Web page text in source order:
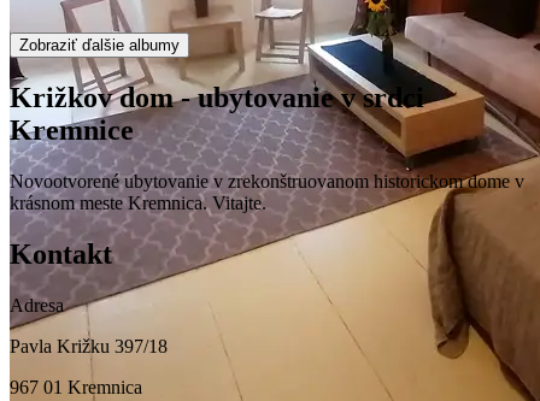
Zobraziť ďalšie albumy
Križkov dom - ubytovanie v srdci
Kremnice
Novootvorené ubytovanie v zrekonštruovanom historickom dome v
krásnom meste Kremnica. Vitajte.
Kontakt
Adresa
Pavla Križku 397/18
967 01 Kremnica